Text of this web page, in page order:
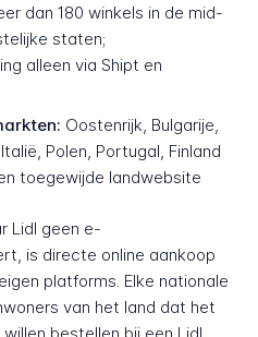
dan 180 winkels in de mid-
staten;
alleen via Shipt en
Oostenrijk, Bulgarije,
Polen, Portugal, Finland
toegewijde landwebsite
Lidl geen e-
is directe online aankoop
platforms. Elke nationale
van het land dat het